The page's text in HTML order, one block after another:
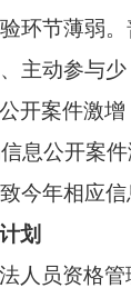
环节薄弱
主动参与
公开案件激
息公开案
今年相应
划
人员资格